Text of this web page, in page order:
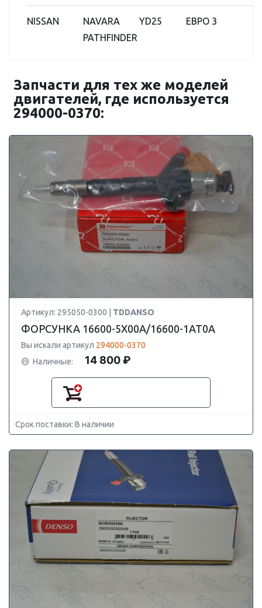
NISSAN
NAVARA
PATHFINDER
YD25 ЕВРО 3
Запчасти для тех же моделей
двигателей, где используется
294000-0370:
Артикул: 295050-0300 | TDDANSO
ФОРСУНКА 16600-5X00A/16600-1AT0A
Вы искали артикул 294000-0370
Наличные:
14 800 ₽
Срок поставки: В наличии